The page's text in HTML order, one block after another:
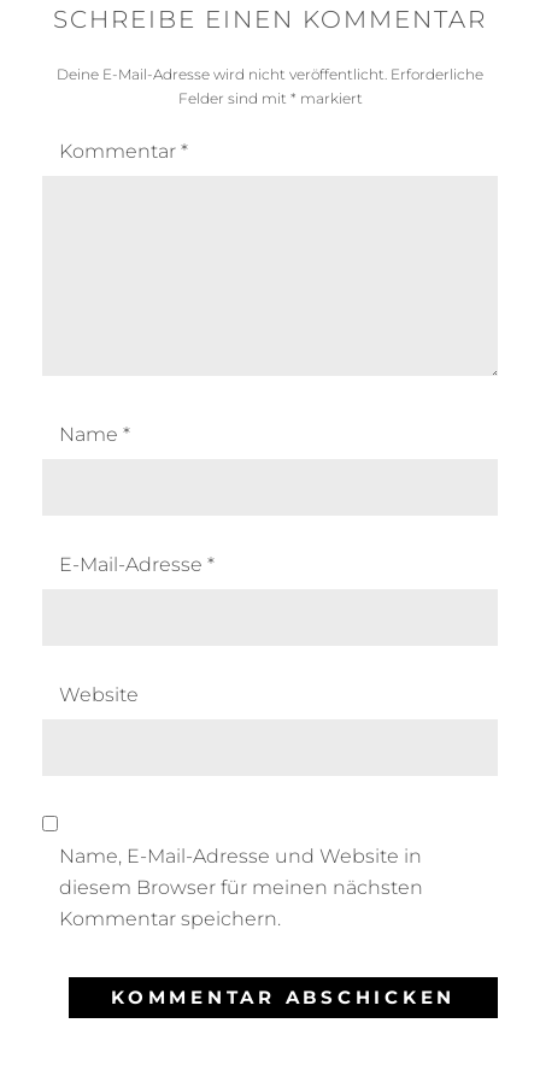
SCHREIBE EINEN KOMMENTAR
Deine E-Mail-Adresse wird nicht veröffentlicht. Erforderliche
Felder sind mit * markiert
Kommentar *
Name *
E-Mail-Adresse *
Website
Name, E-Mail-Adresse und Website in
diesem Browser für meinen nächsten
Kommentar speichern.